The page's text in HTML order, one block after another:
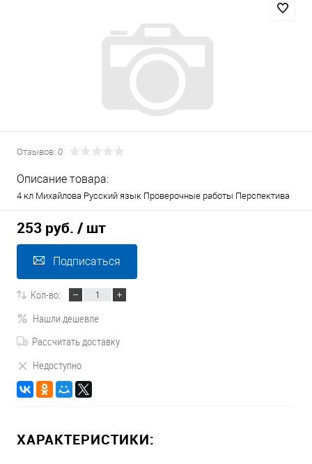
Отзывов: 0
Описание товара:
4 кл Михайлова Русский язык Проверочные работы Перспектива
253 руб. / шт
Подписаться
Кол-во:
Нашли дешевле
Рассчитать доставку
Недоступно
ХАРАКТЕРИСТИКИ: